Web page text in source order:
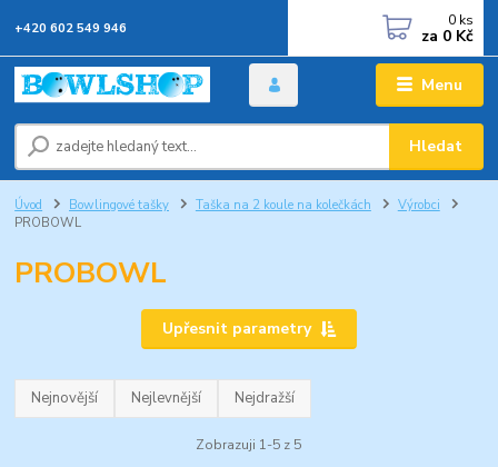
Menu
Hledat
+420 602 549 946 0 ks
za 0 Kč
Úvod Bowlingové tašky Taška na 2 koule na kolečkách
Výrobci
PROBOWL
PROBOWL
Upřesnit parametry
Nejnovější Nejlevnější Nejdražší
Zobrazuji 1-5 z 5